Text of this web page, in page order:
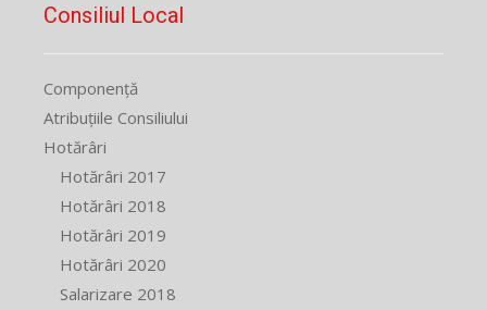
Consiliul Local
Componență
Atribuțiile Consiliului
Hotărâri
Hotărâri 2017
Hotărâri 2018
Hotărâri 2019
Hotărâri 2020
Salarizare 2018